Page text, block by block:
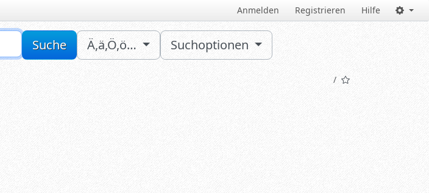
Anmelden Registrieren Hilfe
Suche Ä,ä,Ö,ö… Suchoptionen